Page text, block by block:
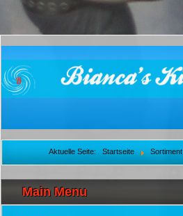
Aktuelle Seite: Startseite Sortiment
Main Menu